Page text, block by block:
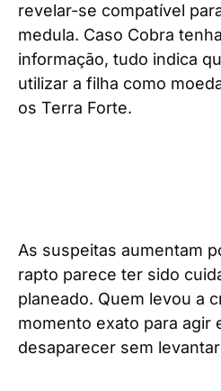
revelar-se compatível
medula. Caso Cobra
informação, tudo indica
utilizar a filha como
os Terra Forte.
As suspeitas aumentam
rapto parece ter sido
planeado. Quem levou a
momento exato para agir
desaparecer sem